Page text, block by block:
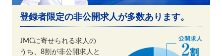
登録者限定の非公開求人が多数あります。
JMCに寄せられる求人の
うち、8割が非公開求人と